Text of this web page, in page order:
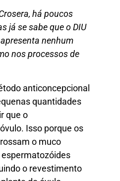
há poucos
já se sabe que o DIU
nenhum
nos processos de
anticoncepcional
quantidades
que o
Isso porque os
o muco
o revestimento